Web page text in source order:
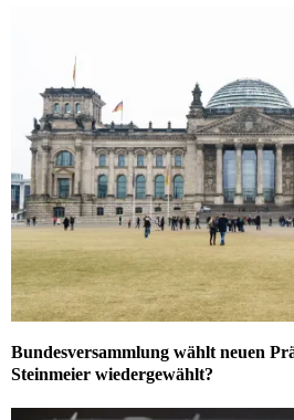
Bundesversammlung wählt neuen
Steinmeier wiedergewählt?